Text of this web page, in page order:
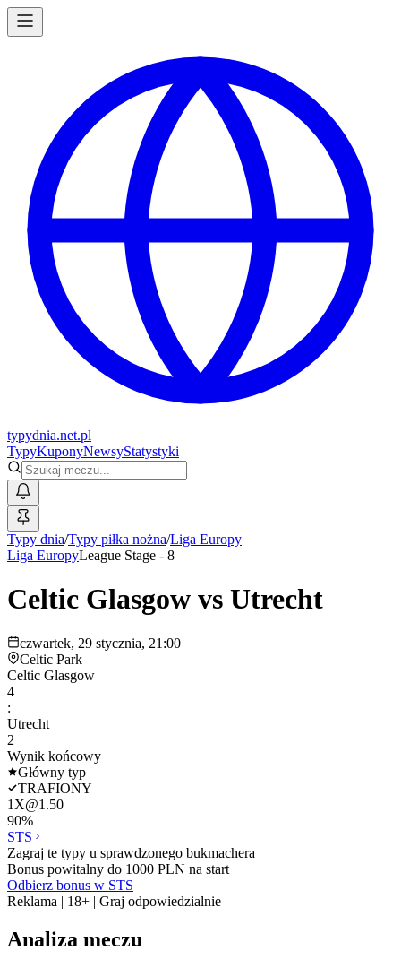
typydnia.net.pl
TypyKuponyNewsyStatystyki
Typy dnia/Typy piłka nożna/Liga Europy
Liga EuropyLeague Stage - 8
Celtic Glasgow vs Utrecht
czwartek, 29 stycznia, 21:00
Celtic Park
Celtic Glasgow
4
:
Utrecht
2
Wynik końcowy
Główny typ
TRAFIONY
1X@1.50
90%
STS
Zagraj te typy u sprawdzonego bukmachera
Bonus powitalny do 1000 PLN na start
Odbierz bonus w STS
Reklama | 18+ | Graj odpowiedzialnie
Analiza meczu